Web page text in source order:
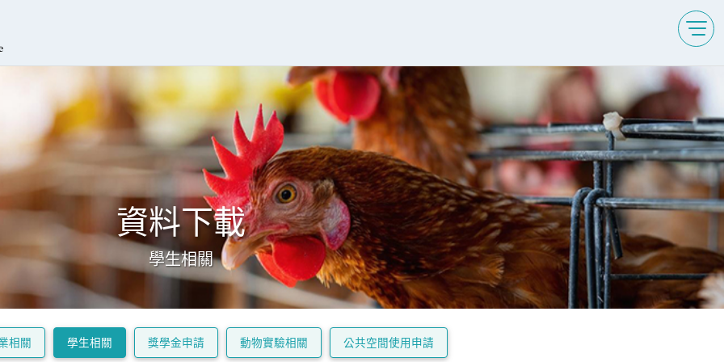
資料下載
學生相關
相關 學生相關 獎學金申請 動物實驗相關 公共空間使用申請